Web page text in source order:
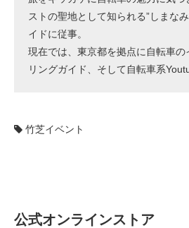
ストの聖地として知られる”しまな
イドに従事。
現在では、東京都を拠点に自転車の
リングガイド、そして自転車系
竹芝イベント
公式オンラインストア